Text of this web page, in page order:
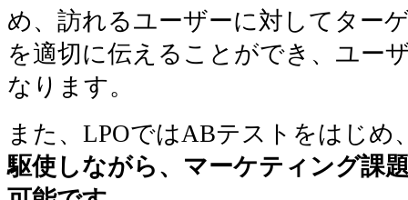
め、訪れるユーザーに対してター
を適切に伝えることができ、ユー
なります。
また、LPOではABテストをはじめ
駆使しながら、マーケティング課